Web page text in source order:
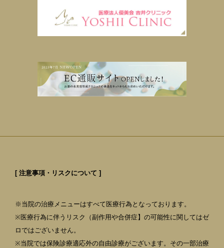
[ 注意事項・リスクについて ]
※当院の治療メニューはすべて医療行為となっております。
※医療行為に伴うリスク（副作用や合併症】の可能性に関してはゼ
ロではございません。
※当院では保険診療適応外の自由診療がございます。その一部治療